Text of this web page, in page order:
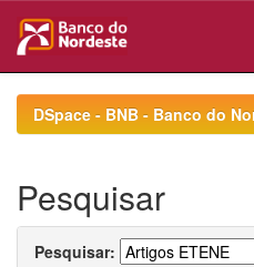
navigationDSpace - BNB - Banco do
Pesquisar
Pesquisar: